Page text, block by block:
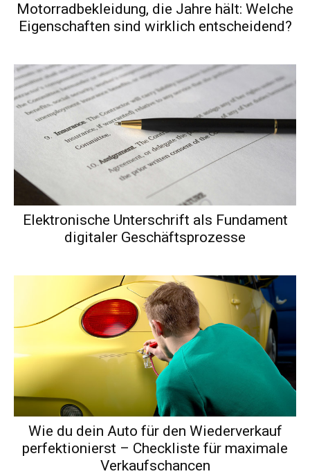
Motorradbekleidung, die Jahre hält: Welche
Eigenschaften sind wirklich entscheidend?
Elektronische Unterschrift als Fundament
digitaler Geschäftsprozesse
Wie du dein Auto für den Wiederverkauf
perfektionierst – Checkliste für maximale
Verkaufschancen